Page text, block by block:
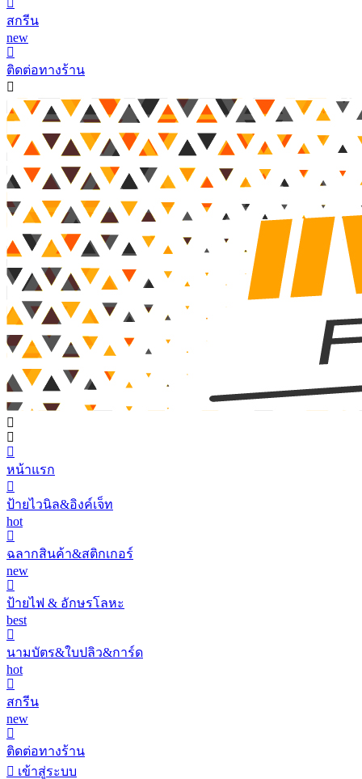
สกรีน
new
ติดต่อทางร้าน
หน้าแรก
ป้ายไวนิล&อิงค์เจ็ท
hot
ฉลากสินค้า&สติกเกอร์
new
ป้ายไฟ & อักษรโลหะ
best
นามบัตร&ใบปลิว&การ์ด
hot
สกรีน
new
ติดต่อทางร้าน
เข้าสู่ระบบ